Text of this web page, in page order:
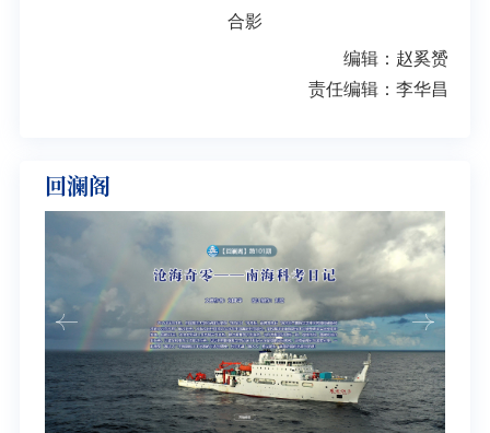
合影
编辑：赵奚赟
责任编辑：李华昌
回澜阁